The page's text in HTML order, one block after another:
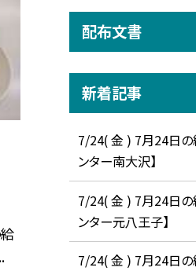
配布文書
新着記事
7/24( 金 ) 7月24日の
ンター南大沢】
7/24( 金 ) 7月24日の
ンター元八王子】
7/24( 金 ) 7月24日の